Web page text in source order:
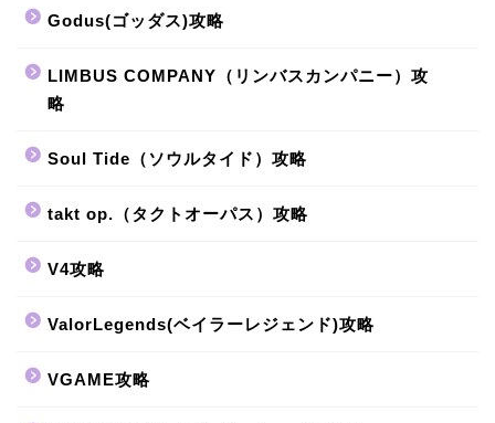
Godus(ゴッダス)攻略
LIMBUS COMPANY（リンバスカンパニー）攻
略
Soul Tide（ソウルタイド）攻略
takt op.（タクトオーパス）攻略
V4攻略
ValorLegends(ベイラーレジェンド)攻略
VGAME攻略